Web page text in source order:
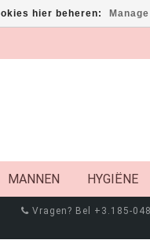
MANNEN HYGIËNE
Vragen? Bel +3.185-
hier beheren: